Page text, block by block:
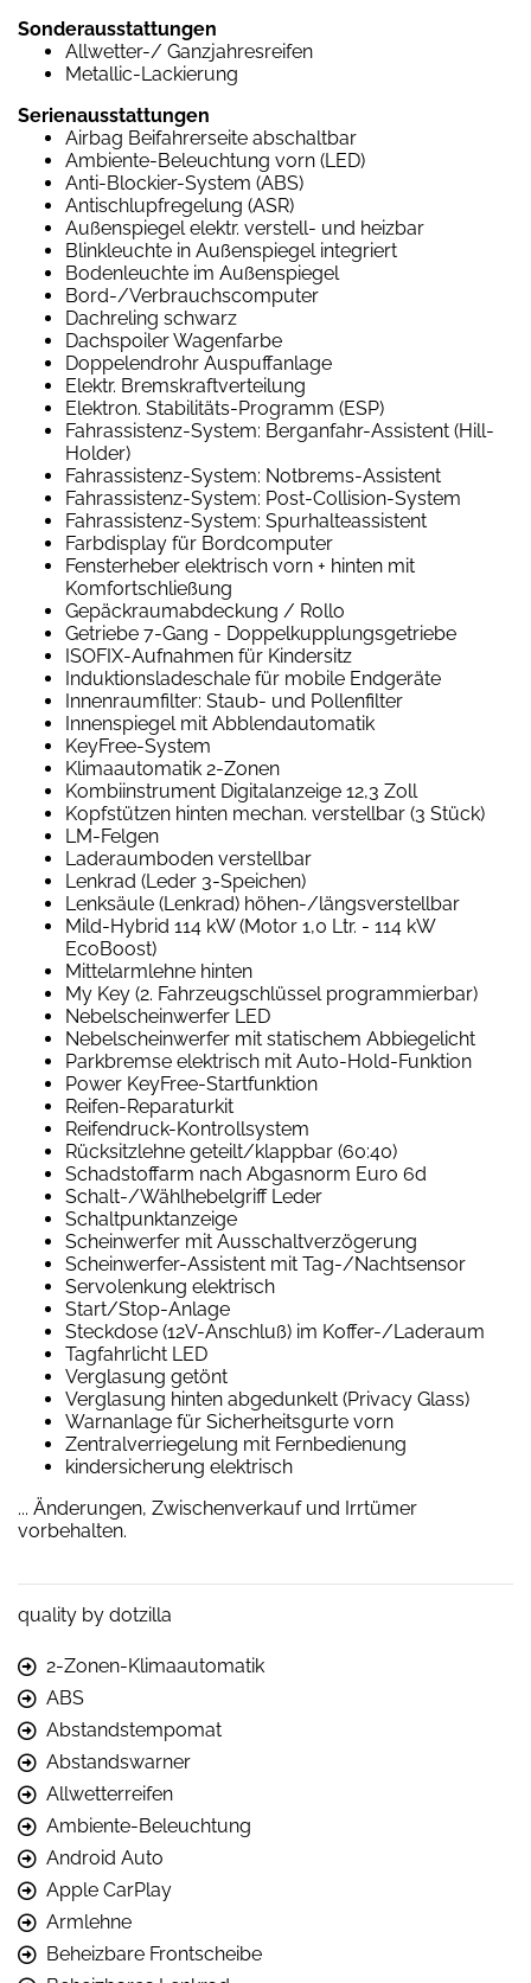
Sonderausstattungen
Allwetter-/ Ganzjahresreifen
Metallic-Lackierung
Serienausstattungen
Airbag Beifahrerseite abschaltbar
Ambiente-Beleuchtung vorn (LED)
Anti-Blockier-System (ABS)
Antischlupfregelung (ASR)
Außenspiegel elektr. verstell- und heizbar
Blinkleuchte in Außenspiegel integriert
Bodenleuchte im Außenspiegel
Bord-/Verbrauchscomputer
Dachreling schwarz
Dachspoiler Wagenfarbe
Doppelendrohr Auspuffanlage
Elektr. Bremskraftverteilung
Elektron. Stabilitäts-Programm (ESP)
Fahrassistenz-System: Berganfahr-Assistent (Hill-
Holder)
Fahrassistenz-System: Notbrems-Assistent
Fahrassistenz-System: Post-Collision-System
Fahrassistenz-System: Spurhalteassistent
Farbdisplay für Bordcomputer
Fensterheber elektrisch vorn + hinten mit
Komfortschließung
Gepäckraumabdeckung / Rollo
Getriebe 7-Gang - Doppelkupplungsgetriebe
ISOFIX-Aufnahmen für Kindersitz
Induktionsladeschale für mobile Endgeräte
Innenraumfilter: Staub- und Pollenfilter
Innenspiegel mit Abblendautomatik
KeyFree-System
Klimaautomatik 2-Zonen
Kombiinstrument Digitalanzeige 12,3 Zoll
Kopfstützen hinten mechan. verstellbar (3 Stück)
LM-Felgen
Laderaumboden verstellbar
Lenkrad (Leder 3-Speichen)
Lenksäule (Lenkrad) höhen-/längsverstellbar
Mild-Hybrid 114 kW (Motor 1,0 Ltr. - 114 kW
EcoBoost)
Mittelarmlehne hinten
My Key (2. Fahrzeugschlüssel programmierbar)
Nebelscheinwerfer LED
Nebelscheinwerfer mit statischem Abbiegelicht
Parkbremse elektrisch mit Auto-Hold-Funktion
Power KeyFree-Startfunktion
Reifen-Reparaturkit
Reifendruck-Kontrollsystem
Rücksitzlehne geteilt/klappbar (60:40)
Schadstoffarm nach Abgasnorm Euro 6d
Schalt-/Wählhebelgriff Leder
Schaltpunktanzeige
Scheinwerfer mit Ausschaltverzögerung
Scheinwerfer-Assistent mit Tag-/Nachtsensor
Servolenkung elektrisch
Start/Stop-Anlage
Steckdose (12V-Anschluß) im Koffer-/Laderaum
Tagfahrlicht LED
Verglasung getönt
Verglasung hinten abgedunkelt (Privacy Glass)
Warnanlage für Sicherheitsgurte vorn
Zentralverriegelung mit Fernbedienung
kindersicherung elektrisch
... Änderungen, Zwischenverkauf und Irrtümer
vorbehalten.
quality by dotzilla
2-Zonen-Klimaautomatik
ABS
Abstandstempomat
Abstandswarner
Allwetterreifen
Ambiente-Beleuchtung
Android Auto
Apple CarPlay
Armlehne
Beheizbare Frontscheibe